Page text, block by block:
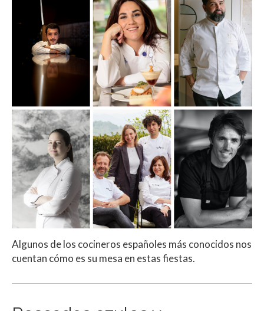
Algunos de los cocineros españoles más conocidos nos
cuentan cómo es su mesa en estas fiestas.